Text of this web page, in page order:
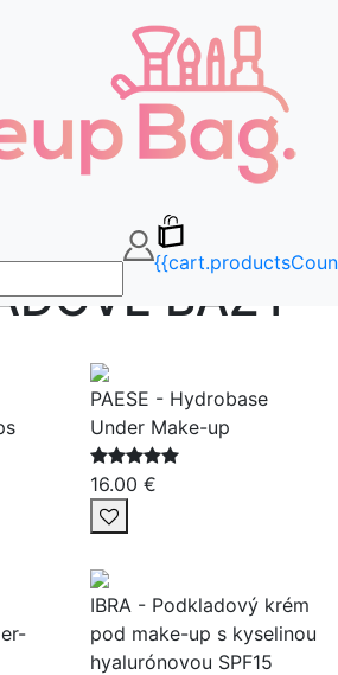
ZDARMA OD 65€🚚
/TVÁR/ PODKLADOVÉ BÁZY
BÁZY
PAESE - Hydrobase
Under Make-up
16.00 €
IBRA - Podkladový krém
pod make-up s kyselinou
hyalurónovou SPF15